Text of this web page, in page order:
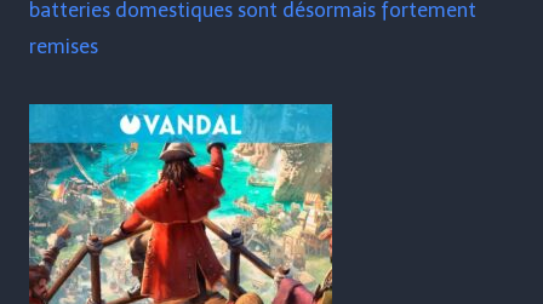
batteries domestiques sont désormais fortement
remises